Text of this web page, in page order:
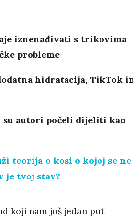
iznenađivati s trikovima
probleme
hidratacija, TikTok
su autori počeli dijeliti kao
teorija o kosi o kojoj se ne
je tvoj stav?
koji nam još jedan put